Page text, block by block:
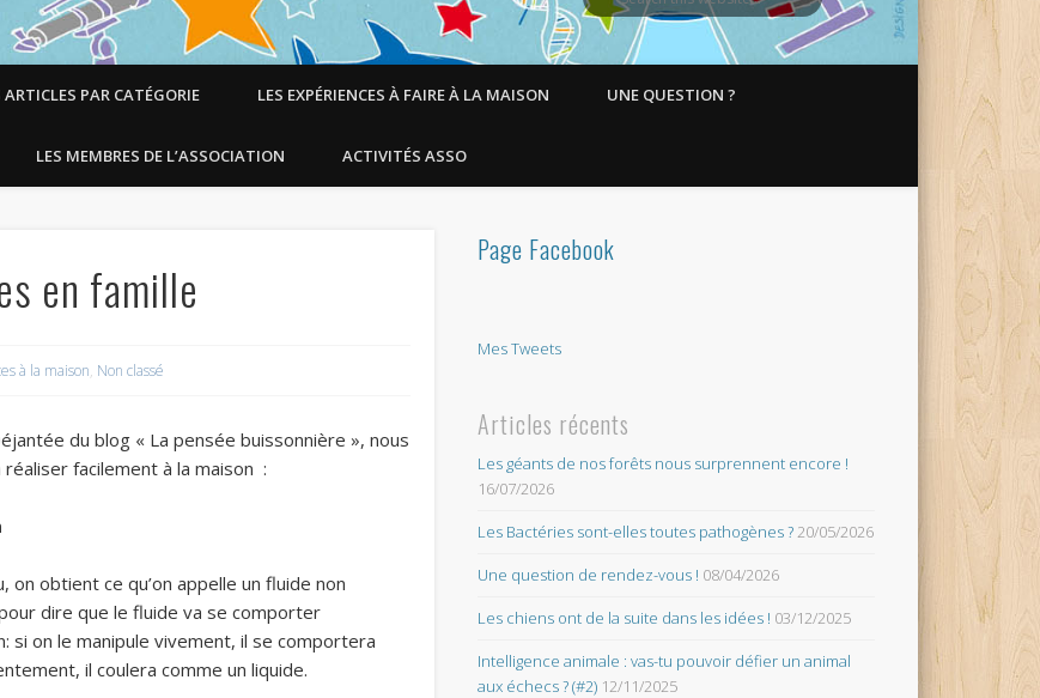
ARTICLES PAR CATÉGORIE LES EXPÉRIENCES À FAIRE À LA MAISON UNE QUESTION ?
LES MEMBRES DE L’ASSOCIATION ACTIVITÉS ASSO
en famille
à la maison, Non classé
du blog « La pensée buissonnière », nous
facilement à la maison :
on obtient ce qu’on appelle un fluide non
dire que le fluide va se comporter
on le manipule vivement, il se comportera
il coulera comme un liquide.
Page Facebook
Mes Tweets
Articles récents
Les géants de nos forêts nous surprennent encore !
16/07/2026
Les Bactéries sont-elles toutes pathogènes ?20/05/2026
Une question de rendez-vous ! 08/04/2026
Les chiens ont de la suite dans les idées ! 03/12/2025
Intelligence animale : vas-tu pouvoir défier un animal
aux échecs ? (#2) 12/11/2025